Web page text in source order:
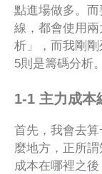
點進場做多。
線，都會使用
析」，而我剛
5則是籌碼分析。
1-1 主力成本
首先，我會去
麼地方，正所
成本在哪裡之